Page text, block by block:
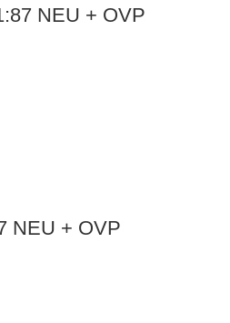
NEU + OVP
NEU + OVP